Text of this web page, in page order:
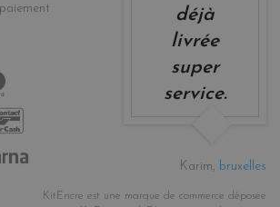
paiement
déjà
livrée
super
service.
Karim, bruxelles
KitEncre est une marque de commerce déposée